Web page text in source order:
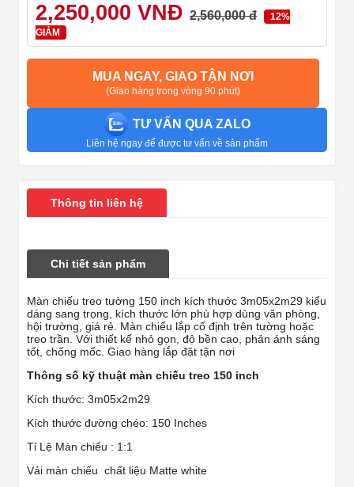
2,250,000 VNĐ 2,560,000 đ
12%
GIẢM
MUA NGAY, GIAO TẬN NƠI
(Giao hàng trong vòng 90 phút)
TƯ VẤN QUA ZALO
Liên hệ ngay để được tư vấn về sản phẩm
Thông tin liên hệ
Chi tiết sản phẩm
Màn chiếu treo tường 150 inch kích thước 3m05x2m29 kiểu
dáng sang trọng, kích thước lớn phù hợp dùng văn phòng,
hội trường, giá rẻ. Màn chiếu lắp cố định trên tường hoặc
treo trần. Với thiết kế nhỏ gọn, độ bền cao, phản ánh sáng
tốt, chống mốc. Giao hàng lắp đặt tận nơi
Thông số kỹ thuật màn chiếu treo 150 inch
Kích thước: 3m05x2m29
Kích thước đường chéo: 150 Inches
Tỉ Lệ Màn chiếu : 1:1
Vải màn chiếu chất liệu Matte white